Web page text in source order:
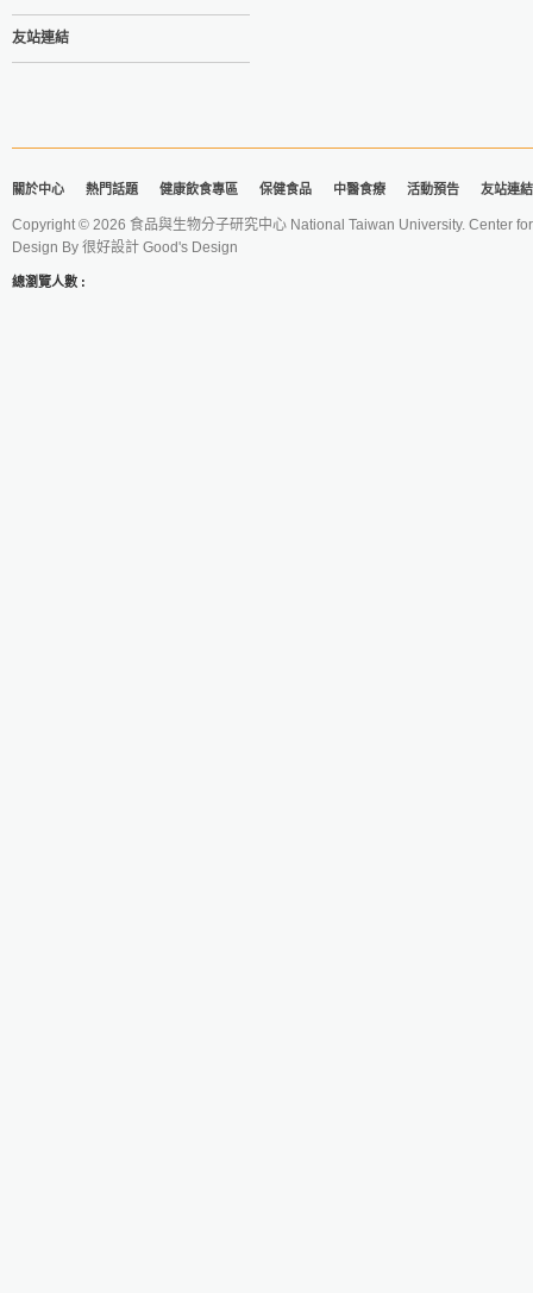
友站連結
關於中心 熱門話題 健康飲食專區 保健食品 中醫食療 活動預告 友站連結
Copyright © 2026 食品與生物分子研究中心 National Taiwan University. Center
Design By 很好設計 Good's Design
總瀏覽人數 :